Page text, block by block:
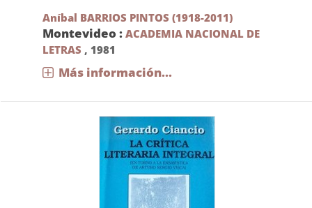
Aníbal BARRIOS PINTOS (1918-2011)
Montevideo : ACADEMIA NACIONAL DE
LETRAS , 1981
Más información...